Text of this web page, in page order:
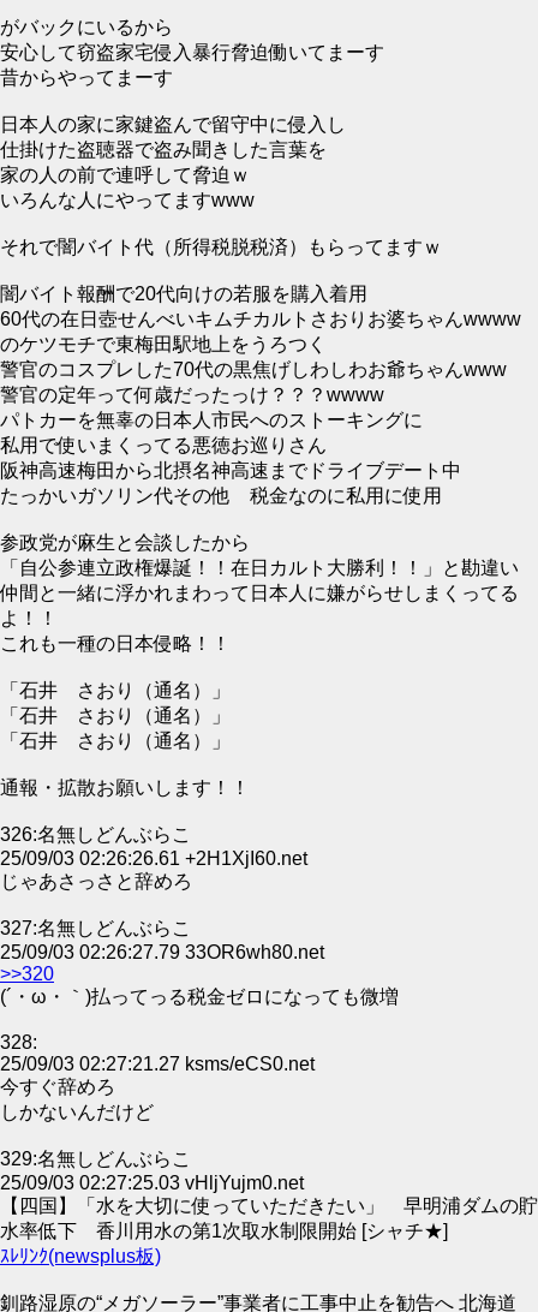
がバックにいるから
安心して窃盗家宅侵入暴行脅迫働いてまーす
昔からやってまーす
日本人の家に家鍵盗んで留守中に侵入し
仕掛けた盗聴器で盗み聞きした言葉を
家の人の前で連呼して脅迫ｗ
いろんな人にやってますwww
それで闇バイト代（所得税脱税済）もらってますｗ
闇バイト報酬で20代向けの若服を購入着用
60代の在日壺せんべいキムチカルトさおりお婆ちゃんwwww
のケツモチで東梅田駅地上をうろつく
警官のコスプレした70代の黒焦げしわしわお爺ちゃんwww
警官の定年って何歳だったっけ？？？wwww
パトカーを無辜の日本人市民へのストーキングに
私用で使いまくってる悪徳お巡りさん
阪神高速梅田から北摂名神高速までドライブデート中
たっかいガソリン代その他 税金なのに私用に使用
参政党が麻生と会談したから
「自公参連立政権爆誕！！在日カルト大勝利！！」と勘違い
仲間と一緒に浮かれまわって日本人に嫌がらせしまくってる
よ！！
これも一種の日本侵略！！
「石井 さおり（通名）」
「石井 さおり（通名）」
「石井 さおり（通名）」
通報・拡散お願いします！！
326:名無しどんぶらこ
25/09/03 02:26:26.61 +2H1XjI60.net
じゃあさっさと辞めろ
327:名無しどんぶらこ
25/09/03 02:26:27.79 33OR6wh80.net
>>320
(´・ω・｀)払ってっる税金ゼロになっても微増
328:
25/09/03 02:27:21.27 ksms/eCS0.net
今すぐ辞めろ
しかないんだけど
329:名無しどんぶらこ
25/09/03 02:27:25.03 vHljYujm0.net
【四国】「水を大切に使っていただきたい」 早明浦ダムの貯
水率低下 香川用水の第1次取水制限開始 [シャチ★]
ｽﾚﾘﾝｸ(newsplus板)
釧路湿原の“メガソーラー”事業者に工事中止を勧告へ 北海道